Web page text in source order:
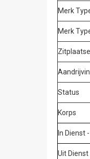
Merk
Merk
Status
Korps
In Dienst
Uit